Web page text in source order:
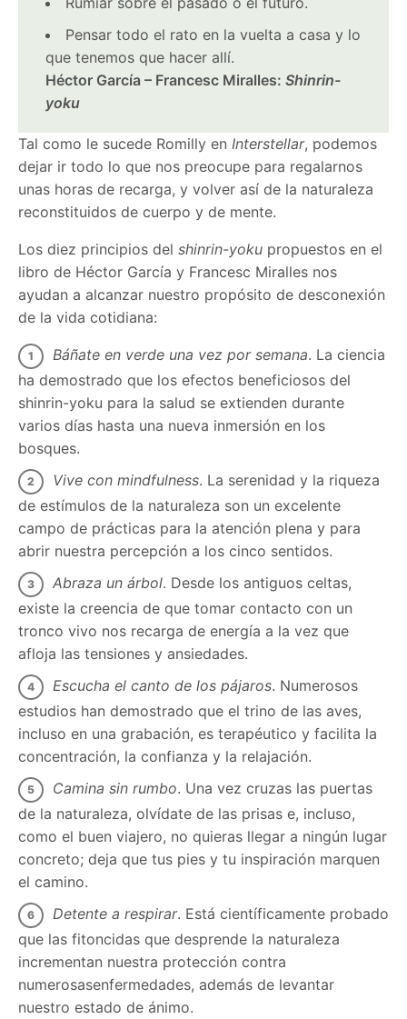
Pensar todo el rato en la vuelta a casa y lo
que tenemos que hacer allí.
Héctor García – Francesc Miralles:Shinrin-
yoku
Tal como le sucede Romilly en Interstellar, podemos
dejar ir todo lo que nos preocupe para regalarnos
unas horas de recarga, y volver así de la naturaleza
reconstituidos de cuerpo y de mente.
Los diez principios delshinrin-yoku propuestos en el
libro de Héctor García y Francesc Miralles nos
ayudan a alcanzar nuestro propósito de desconexión
de la vida cotidiana:
Báñate en verde una vez por semana. La ciencia
ha demostrado que los efectos beneficiosos del
shinrin-yoku para la salud se extienden durante
varios días hasta una nueva inmersión en los
bosques.
Vive con mindfulness. La serenidad y la riqueza
de estímulos de la naturaleza son un excelente
campo de prácticas para la atención plena y para
abrir nuestra percepción a los cinco sentidos.
Abraza un árbol. Desde los antiguos celtas,
existe la creencia de que tomar contacto con un
tronco vivo nos recarga de energía a la vez que
afloja las tensiones y ansiedades.
Escucha el canto de los pájaros. Numerosos
estudios han demostrado que el trino de las aves,
incluso en una grabación, es terapéutico y facilita la
concentración, la confianza y la relajación.
Camina sin rumbo. Una vez cruzas las puertas
de la naturaleza, olvídate de las prisas e, incluso,
como el buen viajero, no quieras llegar a ningún lugar
concreto; deja que tus pies y tu inspiración marquen
el camino.
Detente a respirar. Está científicamente probado
que las fitoncidas que desprende la naturaleza
incrementan nuestra protección contra
numerosasenfermedades, además de levantar
nuestro estado de ánimo.